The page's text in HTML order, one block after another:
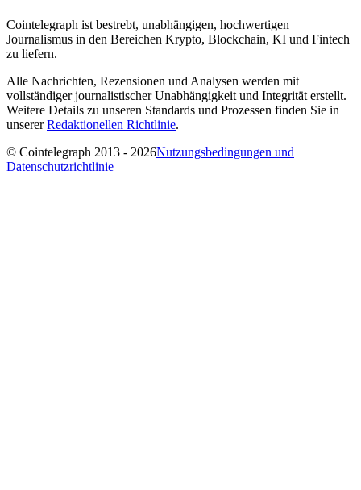
Cointelegraph ist bestrebt, unabhängigen, hochwertigen
Journalismus in den Bereichen Krypto, Blockchain, KI und Fintech
zu liefern.
Alle Nachrichten, Rezensionen und Analysen werden mit
vollständiger journalistischer Unabhängigkeit und Integrität erstellt.
Weitere Details zu unseren Standards und Prozessen finden Sie in
unsererRedaktionellen Richtlinie.
© Cointelegraph 2013 - 2026Nutzungsbedingungen und
Datenschutzrichtlinie